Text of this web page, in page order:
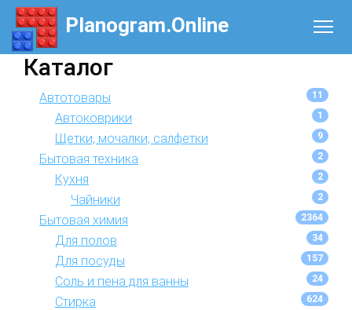
Planogram.Online
Каталог
Автотовары 11
Автоковрики 1
Щетки, мочалки, салфетки 9
Бытовая техника 2
Кухня 2
Чайники 2
Бытовая химия 2364
Для полов 34
Для посуды 157
Соль и пена для ванны 24
Стирка 624